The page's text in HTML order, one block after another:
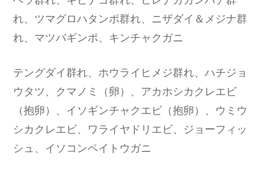
れ、ツマグロハタンポ群れ、ニザダイ＆メジナ群
れ、マツバギンポ、キンチャクガニ
テングダイ群れ、ホウライヒメジ群れ、ハチジョ
ウタツ、クマノミ（卵）、アカホシカクレエビ
（抱卵）、イソギンチャクエビ（抱卵）、ウミウ
シカクレエビ、ワライヤドリエビ、ジョーフィッ
シュ、イソコンペイトウガニ